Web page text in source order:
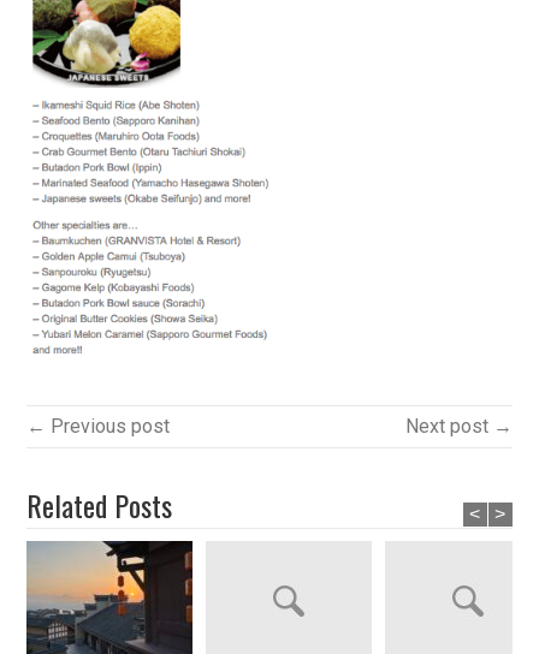
← Previous post Next post →
Related Posts < >